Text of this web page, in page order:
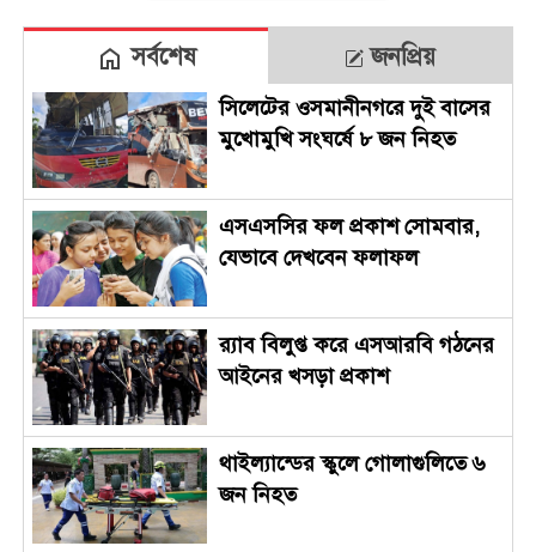
সর্বশেষ জনপ্রিয়
সিলেটের ওসমানীনগরে দুই বাসের
মুখোমুখি সংঘর্ষে ৮ জন নিহত
এসএসসির ফল প্রকাশ সোমবার,
যেভাবে দেখবেন ফলাফল
র‍্যাব বিলুপ্ত করে এসআরবি গঠনের
আইনের খসড়া প্রকাশ
থাইল্যান্ডের স্কুলে গোলাগুলিতে ৬
জন নিহত